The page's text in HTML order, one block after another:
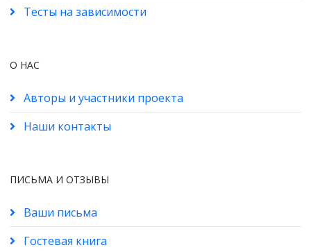
Тесты на зависимости
О НАС
Авторы и участники проекта
Наши контакты
ПИСЬМА И ОТЗЫВЫ
Ваши письма
Гостевая книга